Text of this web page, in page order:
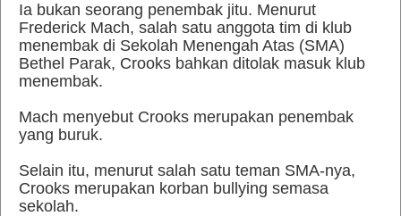
Ia bukan seorang penembak jitu. Menurut
Frederick Mach, salah satu anggota tim di klub
menembak di Sekolah Menengah Atas (SMA)
Bethel Parak, Crooks bahkan ditolak masuk klub
menembak.
Mach menyebut Crooks merupakan penembak
yang buruk.
Selain itu, menurut salah satu teman SMA-nya,
Crooks merupakan korban bullying semasa
sekolah.